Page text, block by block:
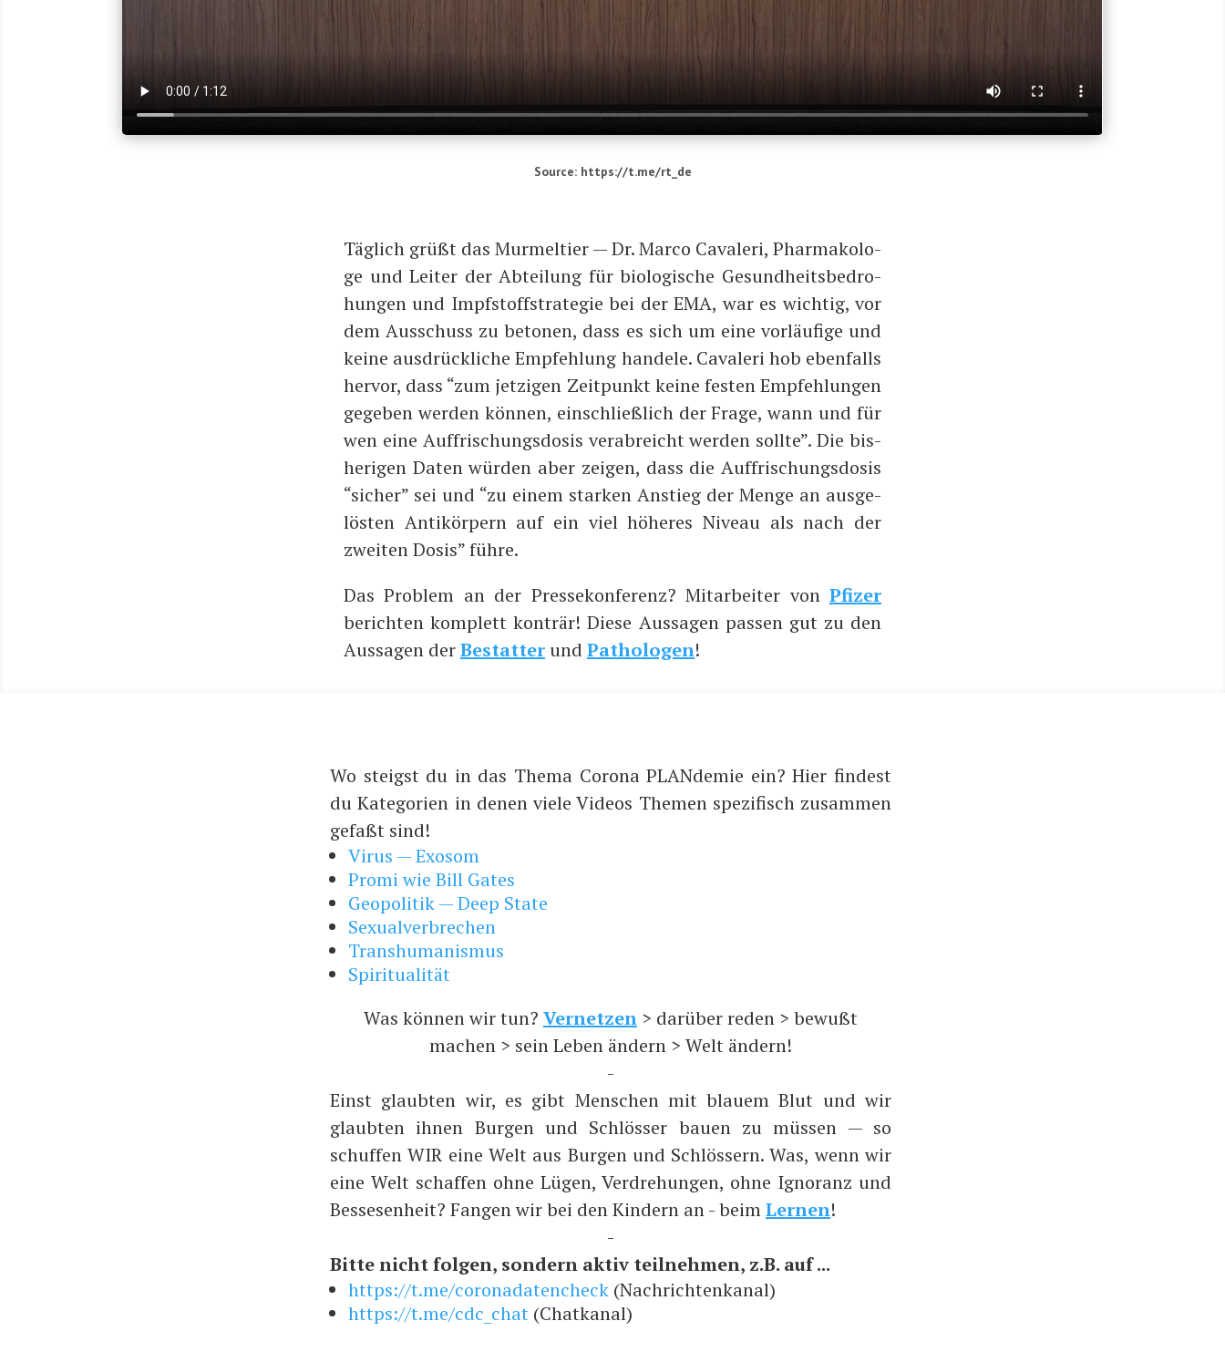
Source: https://t.me/rt_de
Täg­lich grüßt das Mur­mel­tier — Dr. Mar­co Cava­le­ri, Phar­ma­ko­lo­
ge und Lei­ter der Abtei­lung für bio­lo­gi­sche Gesund­heits­be­dro­
hun­gen und Impf­stoff­stra­te­gie bei der EMA, war es wich­tig, vor
dem Aus­schuss zu beto­nen, dass es sich um eine vor­läu­fi­ge und
kei­ne aus­drück­li­che Emp­feh­lung han­de­le. Cava­le­ri hob eben­falls
her­vor, dass “zum jet­zi­gen Zeit­punkt kei­ne fes­ten Emp­feh­lun­gen
gege­ben wer­den kön­nen, ein­schließ­lich der Fra­ge, wann und für
wen eine Auf­fri­schungs­do­sis ver­ab­reicht wer­den soll­te”. Die bis­
he­ri­gen Daten wür­den aber zei­gen, dass die Auf­fri­schungs­do­sis
“sicher” sei und “zu einem star­ken Anstieg der Men­ge an aus­ge­
lös­ten Anti­kör­pern auf ein viel höhe­res Niveau als nach der
zwei­ten Dosis” führe.
Das Pro­blem an der Pres­se­kon­fe­renz? Mit­ar­bei­ter von Pfi­zer
berich­ten kom­plett kon­trär! Die­se Aus­sa­gen pas­sen gut zu den
Aus­sa­gen derBestat­ter und Patho­lo­gen!
Wo steigst du in das Thema Corona PLANdemie ein? Hier findest
du Kategorien in denen viele Videos Themen spezifisch zusammen
gefaßt sind!
Virus — Exosom
Promi wie Bill Gates
Geopolitik — Deep State
Sexualverbrechen
Transhumanismus
Spiritualität
Was können wir tun? Vernetzen > darüber reden > bewußt
machen > sein Leben ändern > Welt ändern!
-
Einst glaubten wir, es gibt Menschen mit blauem Blut und wir
glaubten ihnen Burgen und Schlösser bauen zu müssen — so
schuffen WIR eine Welt aus Burgen und Schlössern. Was, wenn wir
eine Welt schaffen ohne Lügen, Verdrehungen, ohne Ignoranz und
Bessesenheit? Fangen wir bei den Kindern an - beimLernen!
-
Bitte nicht folgen, sondern aktiv teilnehmen, z.B. auf ...
https://t.me/coronadatencheck (Nachrichtenkanal)
https://t.me/cdc_chat (Chatkanal)